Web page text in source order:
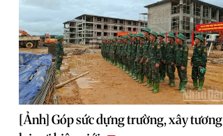
[Ảnh] Góp sức dựng trường, xây tương